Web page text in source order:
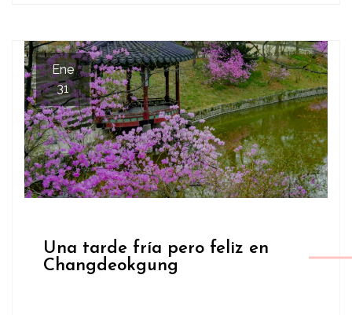
Ene
31
Una tarde fría pero feliz en
Changdeokgung